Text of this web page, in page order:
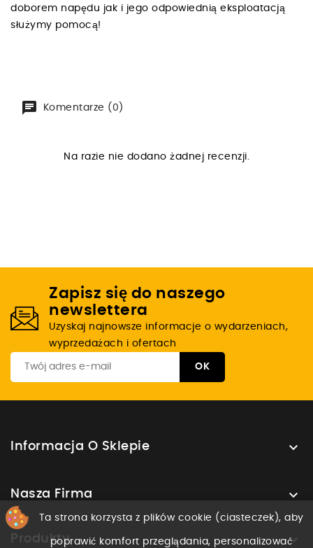
doborem napędu jak i jego odpowiednią eksploatacją
służymy pomocą!
Komentarze (0)
Na razie nie dodano żadnej recenzji.
Zapisz się do naszego
newslettera
Uzyskaj najnowsze informacje o wydarzeniach,
wyprzedażach i ofertach
Informacja O Sklepie 
Nasza Firma 
Produkty 
Ta strona korzysta z plików cookie (ciasteczek), aby
poprawić komfort przeglądania, personalizować